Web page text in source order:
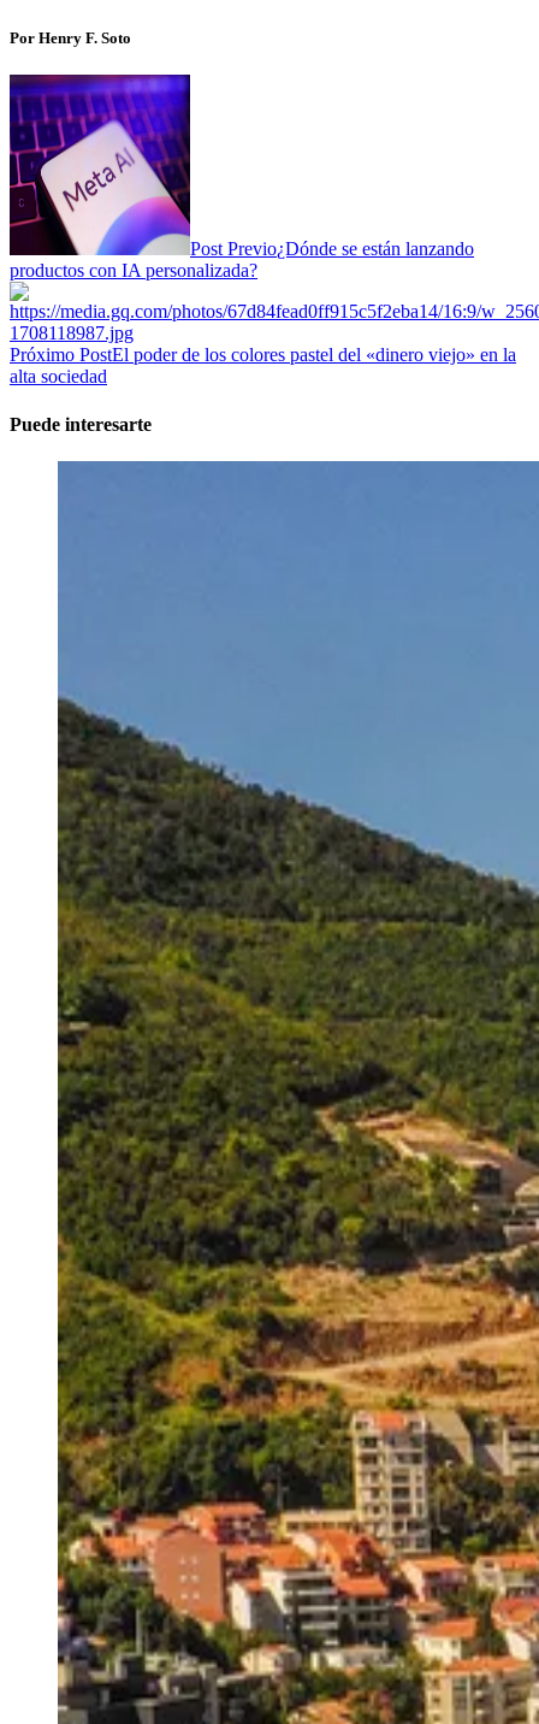
Por Henry F. Soto
Post Previo¿Dónde se están lanzando
productos con IA personalizada?
Próximo PostEl poder de los colores pastel del «dinero viejo» en la
alta sociedad
Puede interesarte